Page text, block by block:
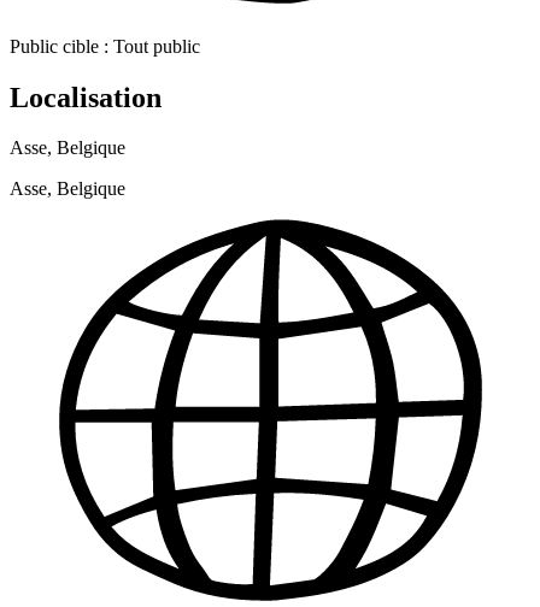
Public cible : Tout public
Localisation
Asse, Belgique
Asse, Belgique